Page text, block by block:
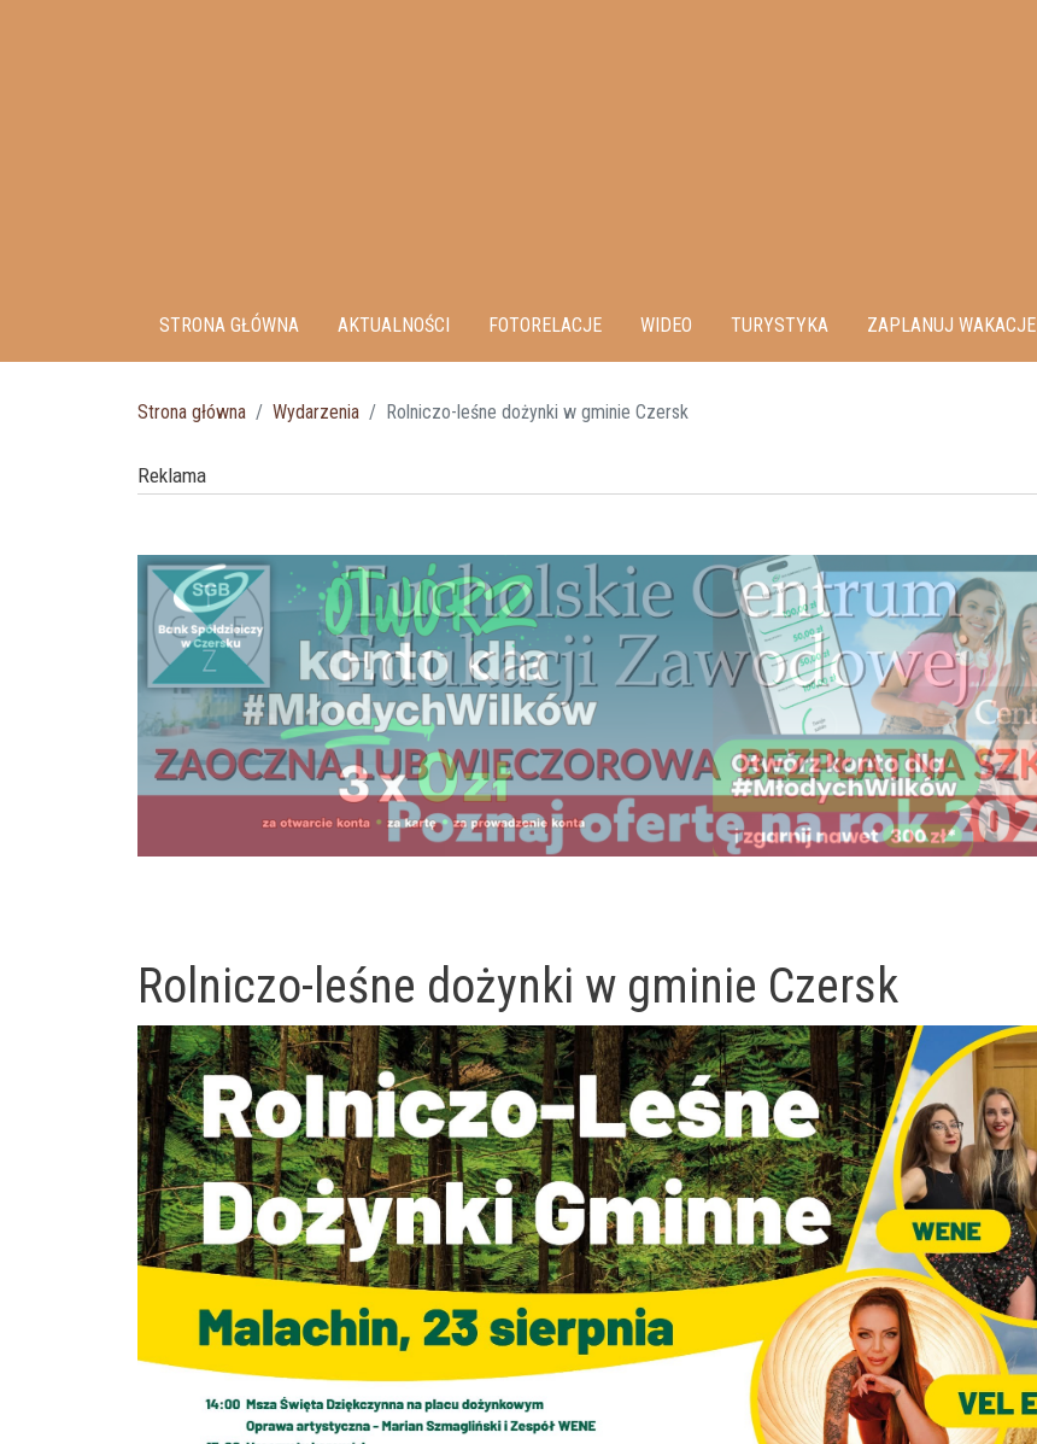
STRONA GŁÓWNA AKTUALNOŚCI FOTORELACJE WIDEO TURYSTYKA ZAPLANUJ WAKACJE
Strona główna Wydarzenia Rolniczo-leśne dożynki w gminie Czersk
Reklama
Rolniczo-leśne dożynki w gminie Czersk